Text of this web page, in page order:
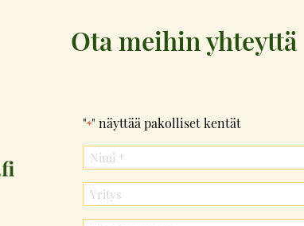
Ota meihin yhteyttä
"*" näyttää pakolliset kentät